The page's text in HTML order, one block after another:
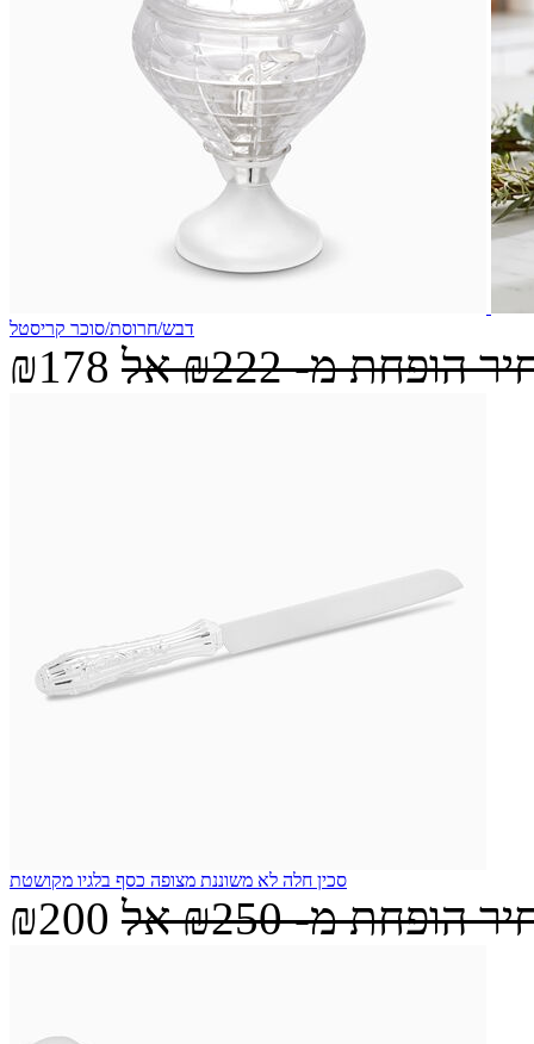
דבש/חרוסת/סוכר קריסטל
₪178 הופחת מ-₪222 אל
סכין חלה לא משוננת מצופה כסף בלגיו מקושטת
₪200 הופחת מ-₪250 אל